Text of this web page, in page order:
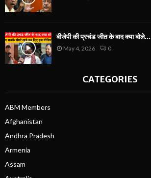
बीजेपी की प्रचंड जीत के बाद क्या बोले...
May 4, 2026 0
CATEGORIES
ABM Members
Afghanistan
Andhra Pradesh
Armenia
Assam